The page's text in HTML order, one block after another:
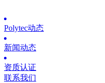
Polytec动态
新闻动态
资质认证
联系我们